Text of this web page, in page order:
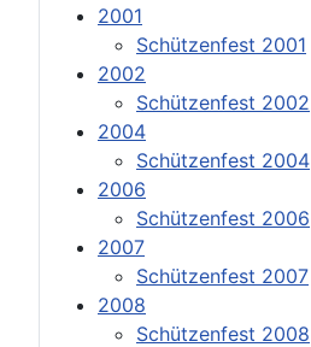
2001
Schützenfest 2001
2002
Schützenfest 2002
2004
Schützenfest 2004
2006
Schützenfest 2006
2007
Schützenfest 2007
2008
Schützenfest 2008